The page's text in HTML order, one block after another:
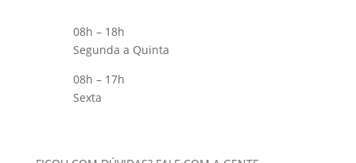
08h – 18h
Segunda a Quinta
08h – 17h
Sexta